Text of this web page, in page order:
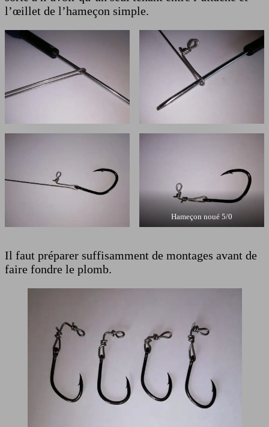
l’œillet de l’hameçon simple.
Hameçon noué 5/0
Il faut préparer suffisamment de montages avant de
faire fondre le plomb.